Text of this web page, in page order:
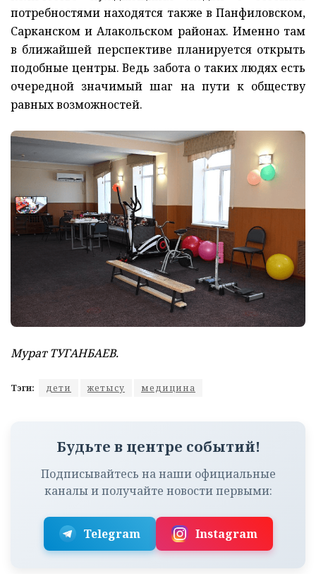
потребностями находятся также в Панфиловском,
Сарканском и Алакольском районах. Именно там
в ближайшей перспективе планируется открыть
подобные центры. Ведь забота о таких людях есть
очередной значимый шаг на пути к обществу
равных возможностей.
Мурат ТУГАНБАЕВ.
Тэги: дети жетысу медицина
Будьте в центре событий!
Подписывайтесь на наши официальные
каналы и получайте новости первыми:
Telegram Instagram